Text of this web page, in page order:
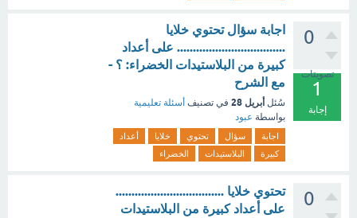
0
تصويتات
1
إجابة
اجابة سؤال تحتوي خلايا
.................................. على أعداد
كبيرة من البلاستيدات الخضراء: ؟ -
مع الشرح
سُئل أبريل 28 في تصنيف أسئلة تعليمية
بواسطة عبود
اجابة سؤال تحتوي خلايا
أعداد
كبيرة
البلاستيدات الخضراء
0
تحتوي خلايا ..................................
على أعداد كبيرة من البلاستيدات